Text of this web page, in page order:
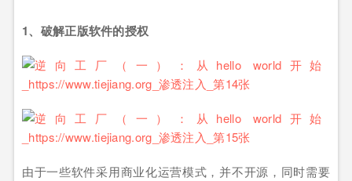
1、破解正版软件的授权
由于一些软件采用商业化运营模式，并不开源，同时需要